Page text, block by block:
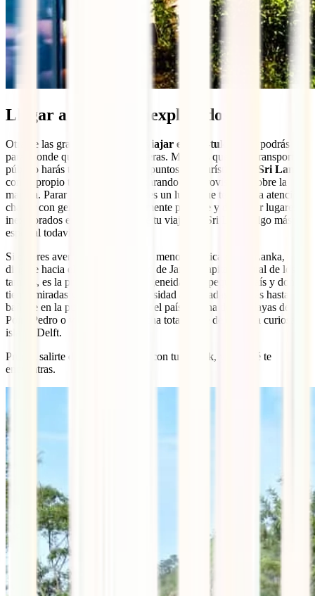
Llegar a rincones inexplorados
Otra de las grandes ventajas de viajar en tuk-tuk
es que podrás
parar donde quieras, cuando quieras. Mientras que en el transporte
público harás trayectos entre los puntos más turísticos de Sri Lanka
con tu propio tuk tuk podrás ir parando e improvisando sobre la
marcha. Parar por el camino si ves un lugar que te llama la atención,
charlar con gente local o simplemente perderte y descubrir lugares
inexplorados es algo que hará de tu viaje por Sri Lanka algo más
especial todavía.
Si quieres aventurarte por la zona menos turística de Sri Lanka,
dirígete hacia el Norte. La ciudad de Jaffna, capital cultural de los
tamiles, es la prueba de la heterogeneidad del pequeño país y donde
tienes miradas y sonrisas de curiosidad aseguradas. Podrás hasta
bañarte en la punta más al norte del país, en una de las playas de
Point Pedro o visitar una isla hecha totalmente de coral, la curiosa
isla de Delft.
Prueba salirte de la ruta marcada con tu tuk-tuk, y ver qué te
encuentras.